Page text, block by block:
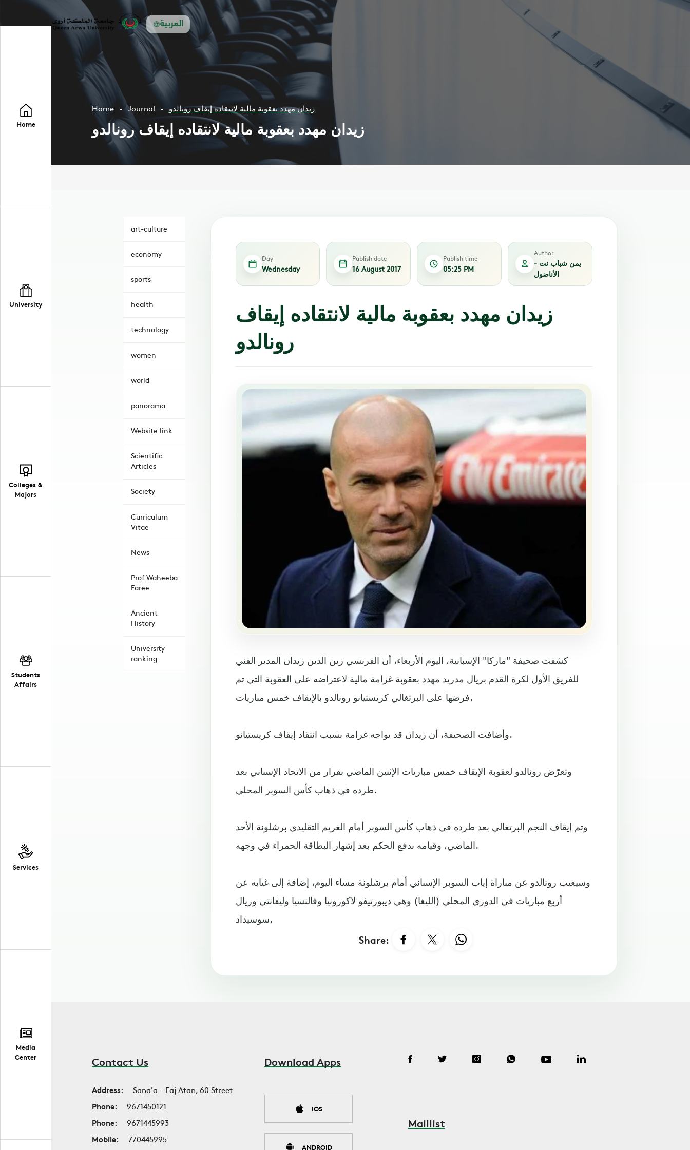
العربية
Home
University
Colleges &
Majors
Students
Affairs
Services
Media
Center
Home Journal زيدان مهدد بعقوبة مالية لانتقاده إيقاف رونالدو
زيدان مهدد بعقوبة مالية لانتقاده إيقاف رونالدو
art-culture
economy
sports
health
technology
women
world
panorama
Website link
Scientific
Articles
Society
Curriculum
Vitae
News
Prof.Waheeba
Faree
Ancient
History
University
ranking
Day
Wednesday
Publish date
16 August 2017
Publish time
05:25 PM
Author
يمن شباب نت -
الأناضول
زيدان مهدد بعقوبة مالية لانتقاده إيقاف
رونالدو
كشفت صحيفة "ماركا" الإسبانية، اليوم الأربعاء، أن الفرنسي زين الدين زيدان المدير الفني
للفريق الأول لكرة القدم بريال مدريد مهدد بعقوبة غرامة مالية لاعتراضه على العقوبة التي تم
فرضها على البرتغالي كريستيانو رونالدو بالإيقاف خمس مباريات.
وأضافت الصحيفة، أن زيدان قد يواجه غرامة بسبب انتقاد إيقاف كريستيانو.
وتعرّض رونالدو لعقوبة الإيقاف خمس مباريات الإثنين الماضي بقرار من الاتحاد الإسباني بعد
طرده في ذهاب كأس السوبر المحلي.
وتم إيقاف النجم البرتغالي بعد طرده في ذهاب كأس السوبر أمام الغريم التقليدي برشلونة الأحد
الماضي، وقيامه بدفع الحكم بعد إشهار البطاقة الحمراء في وجهه.
وسيغيب رونالدو عن مباراة إياب السوبر الإسباني أمام برشلونة مساء اليوم، إضافة إلى غيابه عن
أربع مباريات في الدوري المحلي (الليغا) وهي ديبورتيفو لاكورونيا وفالنسيا وليفانتي وريال
سوسيداد.
Share:
Contact Us
Address:
Sana'a - Faj Atan, 60 Street
Phone:
9671450121
Phone:
9671445993
Mobile:
770445995
Download Apps
IOS
ANDROID
Maillist